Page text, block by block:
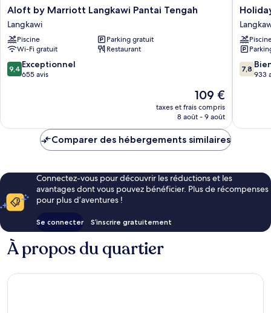
Aloft
by
Marriott
Langkawi
Pantai
Tengah
Langkawi
Aloft by Marriott Langkawi Pantai Tengah
Langkawi
Piscine
Parking gratuit
Wi-Fi gratuit
Restaurant
9.4
sur
9,4 Exceptionnel
655 avis
Le
nouveau
prix
de
109 €
taxes et frais compris
8 août - 9 août
Holiday
Villa
Resort
&
7.8
sur
7,8
933
Comparer des hébergements similaires
Connectez-vous pour découvrir les réductions et les
avantages dont vous pouvez bénéficier. Plus de récompenses
pour plus d’aventures !
Se connecter S’inscrire gratuitement
À propos du quartier